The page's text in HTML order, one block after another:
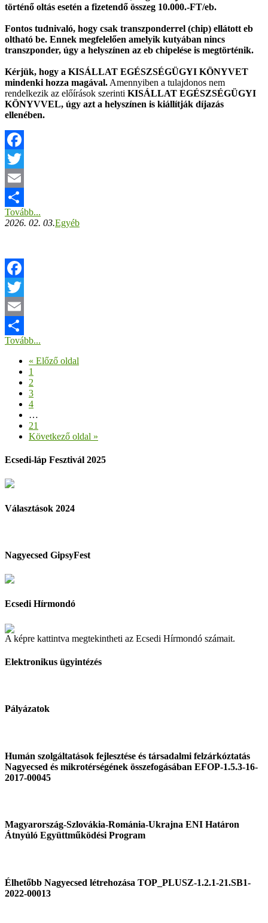
történő oltás esetén a fizetendő összeg 10.000.-FT/eb.
Fontos tudnivaló, hogy csak transzponderrel (chip) ellátott eb
oltható be. Ennek megfelelően amelyik kutyában nincs
transzponder, úgy a helyszínen az eb chipelése is megtörténik.
Kérjük, hogy a KISÁLLAT EGÉSZSÉGÜGYI KÖNYVET
mindenki hozza magával. Amennyiben a tulajdonos nem
rendelkezik az előírások szerinti KISÁLLAT EGÉSZSÉGÜGYI
KÖNYVVEL, úgy azt a helyszínen is kiállítják díjazás
ellenében.
Facebook
Twitter
Email
Ossza
Tovább...
2026. 02. 03.Egyéb
Facebook
Twitter
Email
Ossza
meg
Tovább...
« Előző oldal
1
2
3
4
…
21
Következő oldal »
Ecsedi-láp Fesztivál 2025
Választások 2024
Nagyecsed GipsyFest
Ecsedi Hírmondó
A képre kattintva megtekintheti az Ecsedi Hírmondó számait.
Elektronikus ügyintézés
Pályázatok
Humán szolgáltatások fejlesztése és társadalmi felzárkóztatás
Nagyecsed és mikrotérségének összefogásában EFOP-1.5.3-16-
2017-00045
Magyarország-Szlovákia-Románia-Ukrajna ENI Határon
Átnyúló Együttműködési Program
Élhetőbb Nagyecsed létrehozása TOP_PLUSZ-1.2.1-21.SB1-
2022-00013